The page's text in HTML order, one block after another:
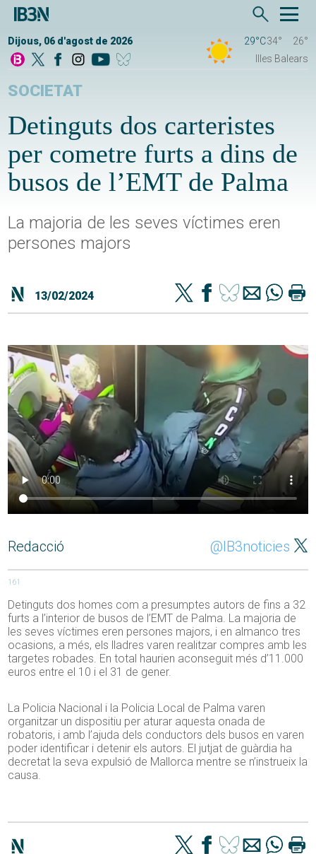
Dijous, 06 d'agost de 2026 29°C34°
26°
Illes Balears
SOCIETAT
Detinguts dos carteristes
per cometre furts a dins de
busos de l’EMT de Palma
La majoria de les seves víctimes eren
persones majors
13/02/2024
Redacció @IB3noticies
161
Detinguts dos homes com a presumptes autors de fins a 32
furts a l’interior de busos de l’EMT de Palma. La majoria de
les seves víctimes eren persones majors, i en almanco tres
ocasions, a més, els lladres varen realitzar compres amb les
targetes robades. En total haurien aconseguit més d’11.000
euros entre el 10 i el 31 de gener.
La Policia Nacional i la Policia Local de Palma varen
organitzar un dispositiu per aturar aquesta onada de
robatoris, i amb l’ajuda dels conductors dels busos en varen
poder identificar i detenir els autors. El jutjat de guàrdia ha
decretat la seva expulsió de Mallorca mentre se n’instrueix la
causa.